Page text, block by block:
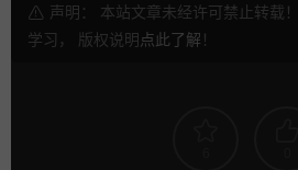
声明： 本站文章未经许可禁止转载
学习， 版权说明点此了解 ！